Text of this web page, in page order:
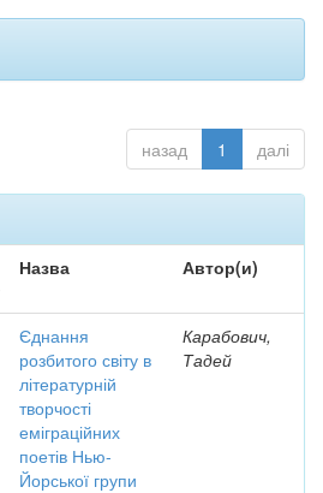
назад 1 далі
Назва Автор(и)
Єднання
розбитого світу в
літературній
творчості
еміграційних
поетів Нью-
Йорської групи
Карабович,
Тадей